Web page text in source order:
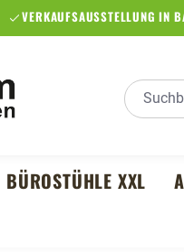
VERKAUFSAUSSTELLUNG IN
BÜROSTÜHLE XXL